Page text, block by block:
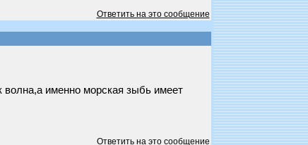
Ответить на это сообщение
волна,а именно морская зыбь имеет
Ответить на это сообщение